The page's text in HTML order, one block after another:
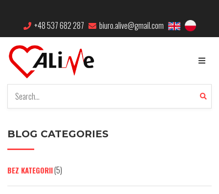
+48 537 682 287 biuro.alive@gmail.com
BLOG CATEGORIES
BEZ KATEGORII(5)